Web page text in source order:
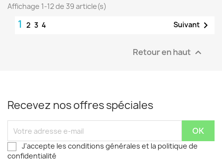
Affichage 1-12 de 39 article(s)
1 2 3 4 Suivant 
Retour en haut 
Recevez nos offres spéciales
J'accepte les conditions générales et la politique de
confidentialité